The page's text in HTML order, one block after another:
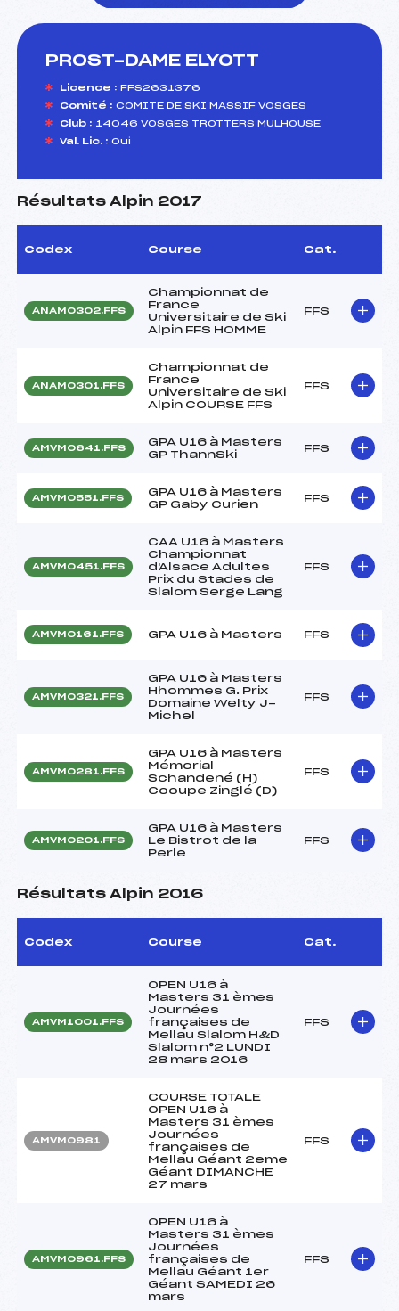
PROST-DAME ELYOTT
Licence : FFS2631376
Comité : COMITE DE SKI MASSIF VOSGES
Club : 14046 VOSGES TROTTERS MULHOUSE
Val. Lic. : Oui
Résultats Alpin 2017
Codex Course Cat.
ANAM0302.FFS
Championnat de
France
Universitaire de Ski
Alpin FFS HOMME
FFS
ANAM0301.FFS
Championnat de
France
Universitaire de Ski
Alpin COURSE FFS
FFS
AMVM0641.FFS
GPA U16 à Masters
GP ThannSki
FFS
AMVM0551.FFS
GPA U16 à Masters
GP Gaby Curien
FFS
AMVM0451.FFS
CAA U16 à Masters
Championnat
d'Alsace Adultes
Prix du Stades de
Slalom Serge Lang
FFS
AMVM0161.FFS GPA U16 à Masters FFS
AMVM0321.FFS
GPA U16 à Masters
Hhommes G. Prix
Domaine Welty J-
Michel
FFS
AMVM0281.FFS
GPA U16 à Masters
Mémorial
Schandené (H)
Cooupe Zinglé (D)
FFS
AMVM0201.FFS
GPA U16 à Masters
Le Bistrot de la
Perle
FFS
Résultats Alpin 2016
Codex Course Cat.
AMVM1001.FFS
OPEN U16 à
Masters 31 èmes
Journées
françaises de
Mellau Slalom H&D
Slalom n°2 LUNDI
28 mars 2016
FFS
AMVM0981
COURSE TOTALE
OPEN U16 à
Masters 31 èmes
Journées
françaises de
Mellau Géant 2eme
Géant DIMANCHE
27 mars
FFS
AMVM0961.FFS
OPEN U16 à
Masters 31 èmes
Journées
françaises de
Mellau Géant 1er
Géant SAMEDI 26
mars
FFS